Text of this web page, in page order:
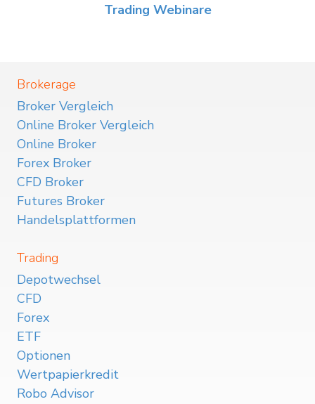
Trading Webinare
Brokerage
Broker Vergleich
Online Broker Vergleich
Online Broker
Forex Broker
CFD Broker
Futures Broker
Handelsplattformen
Trading
Depotwechsel
CFD
Forex
ETF
Optionen
Wertpapierkredit
Robo Advisor